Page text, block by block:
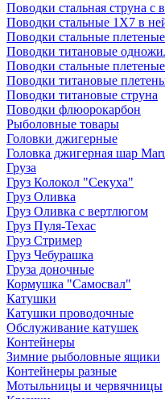
Поводки стальная струна с
Поводки стальные 1X7 в
Поводки стальные
Поводки титановые
Поводки стальные
Поводки титановые
Поводки титановые струна
Поводки флюорокарбон
Рыболовные товары
Головки джигерные
Головка джигерная шар
Груза
Груз Колокол "Секуха"
Груз Оливка
Груз Оливка с вертлюгом
Груз Пуля-Техас
Груз Стример
Груз Чебурашка
Груза доночные
Кормушка "Самосвал"
Катушки
Катушки проводочные
Обслуживание катушек
Контейнеры
Зимние рыболовные ящики
Контейнеры разные
Мотыльницы и червячницы